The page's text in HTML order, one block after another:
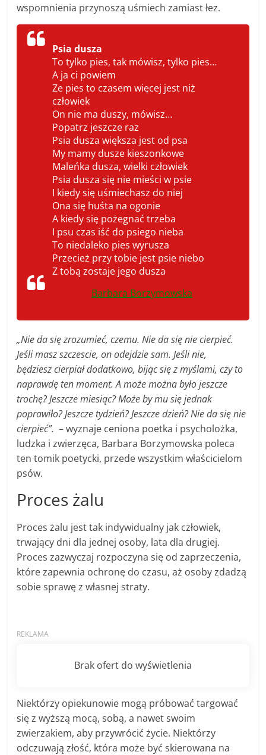
wspomnienia przynoszą uśmiech zamiast łez.
Psia dusza
To tylko pies, tak mówisz, tylko pies…
A ja ci powiem
Ze pies to czasem więcej jest niż
człowiek
On nie ma duszy, mówisz…
Popatrz jeszcze raz
Psia dusza większa jest od psa
My mamy dusze kieszonkowe
Maleńka dusza, wielki człowiek
Psia dusza się nie mieści w psie
I kiedy się uśmiechasz do niej
Ona się huśta na ogonie
A kiedy się pożegnać trzeba
I psu czas iść do psiego nieba
To niedaleko pies wyrusza
Przecież przy tobie jest psie niebo
Z tobą zostaje jego dusza
Barbara Borzymowska
„Nie da się zrozumieć, czemu. Nie da się nie cierpieć.
Jeśli masz szczescie, on odejdzie sam. Jeśli nie,
będziesz cierpiał dodatkowo, bijąc się z myślami, czy to
naprawdę ten moment. A może można było jeszcze
trochę? Jeszcze miesiąc? Może by mu się jednak
poprawiło? Jeszcze tydzień? Jeszcze dzień? Nie da się nie
cierpieć”. – wyznaje ceniona poetka i psycholożka,
ludzka i zwierzęca, Barbara Borzymowska poleca
ten tomik poetycki, przede wszystkim właścicielom
psów.
Proces żalu
Proces żalu jest tak indywidualny jak człowiek,
trwający dni dla jednej osoby, lata dla drugiej.
Proces zazwyczaj rozpoczyna się od zaprzeczenia,
które zapewnia ochronę do czasu, aż osoby zdadzą
sobie sprawę z własnej straty.
Niektórzy opiekunowie mogą próbować targować
się z wyższą mocą, sobą, a nawet swoim
zwierzakiem, aby przywrócić życie. Niektórzy
odczuwają złość, która może być skierowana na